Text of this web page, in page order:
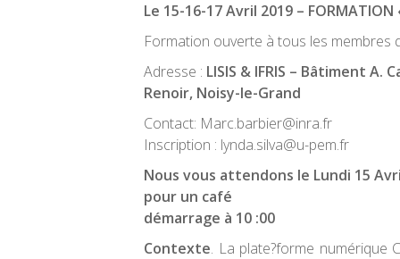
Le 15-16-17 Avril 2019 – FORMATION
Formation ouverte à tous les membres
Adresse : LISIS & IFRIS – Bâtiment A.
Renoir, Noisy-le-Grand
Contact: Marc.barbier@inra.fr
Inscription : lynda.silva@u-pem.fr
Nous vous attendons le Lundi 15
pour un café
démarrage à 10 :00
Contexte. La plate?forme numérique